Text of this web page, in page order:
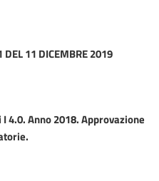
11 DICEMBRE 2019
4.0. Anno 2018. Approvazione